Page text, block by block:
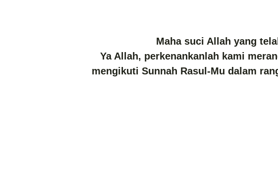
Maha suci Allah yang
Ya Allah, perkenankanlah kami
mengikuti Sunnah Rasul-Mu dalam